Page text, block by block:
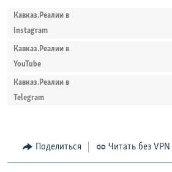
Кавказ.Реалии в
Instagram
Кавказ.Реалии в
YouTube
Кавказ.Реалии в
Telegram
Поделиться Читать без VPN